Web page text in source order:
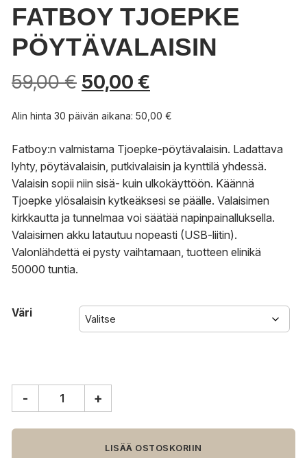
FATBOY TJOEPKE
PÖYTÄVALAISIN
59,00€ Alkuperäinen
hinta
oli:
50,00 €
hinta
on:
Alin hinta 30 päivän aikana: 50,00 €
Fatboy:n valmistama Tjoepke-pöytävalaisin. Ladattava
lyhty, pöytävalaisin, putkivalaisin ja kynttilä yhdessä.
Valaisin sopii niin sisä- kuin ulkokäyttöön. Käännä
Tjoepke ylösalaisin kytkeäksesi se päälle. Valaisimen
kirkkautta ja tunnelmaa voi säätää napinpainalluksella.
Valaisimen akku latautuu nopeasti (USB-liitin).
Valonlähdettä ei pysty vaihtamaan, tuotteen elinikä
50000 tuntia.
Väri
pöytävalaisin
- +
LISÄÄ OSTOSKORIIN